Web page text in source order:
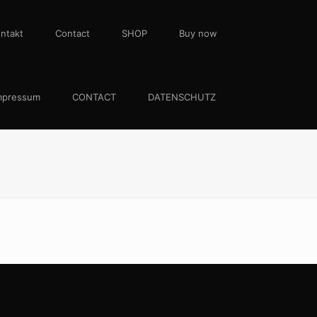
Contact SHOP Buy now
CONTACT DATENSCHUTZ